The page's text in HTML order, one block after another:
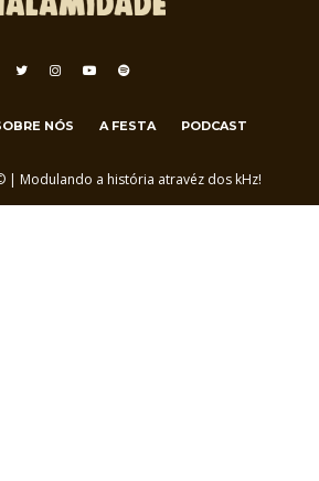
NÓS A FESTA PODCAST
| Modulando a história atravéz dos kHz!